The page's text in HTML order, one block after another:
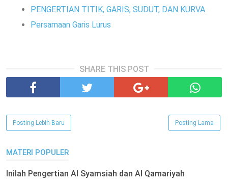
PENGERTIAN TITIK, GARIS, SUDUT, DAN KURVA
Persamaan Garis Lurus
SHARE THIS POST
Posting Lebih Baru Posting Lama
MATERI POPULER
Inilah Pengertian Al Syamsiah dan Al Qamariyah